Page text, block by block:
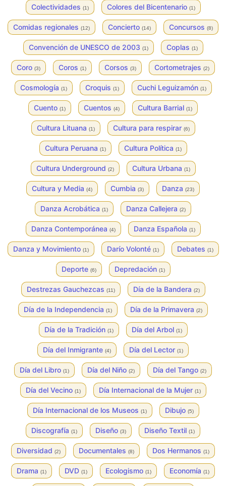
Colectividades (1) Colores del Bicentenario (1)
Comidas regionales (12) Concierto (14) Concursos (8)
Convención de UNESCO de 2003 (1) Coplas (1)
Coro (3) Coros (1) Corsos (3) Cortometrajes (2)
Cosmología (1) Croquis (1) Cuchi Leguizamón (1)
Cuento (1) Cuentos (4) Cultura Barrial (1)
Cultura Lituana (1) Cultura para respirar (6)
Cultura Peruana (1) Cultura Política (1)
Cultura Underground (2) Cultura Urbana (1)
Cultura y Media (4) Cumbia (3) Danza (23)
Danza Acrobática (1) Danza Callejera (2)
Danza Contemporánea (4) Danza Española (1)
Danza y Movimiento (1) Darío Volonté (1) Debates (1)
Deporte (6) Depredación (1)
Destrezas Gauchezcas (11) Día de la Bandera (2)
Día de la Independencia (1) Día de la Primavera (2)
Día de la Tradición (1) Día del Arbol (1)
Día del Inmigrante (4) Día del Lector (1)
Día del Libro (1) Día del Niño (2) Día del Tango (2)
Día del Vecino (1) Día Internacional de la Mujer (1)
Día Internacional de los Museos (1) Dibujo (5)
Discografía (1) Diseño (3) Diseño Textil (1)
Diversidad (2) Documentales (8) Dos Hermanos (1)
Drama (1) DVD (1) Ecologismo (1) Economía (1)